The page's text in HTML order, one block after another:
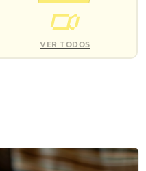
VER TODOS